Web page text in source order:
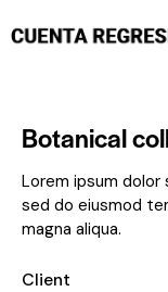
Botanical
Lorem ipsum
sed do eiusmod
magna aliqua.
Client